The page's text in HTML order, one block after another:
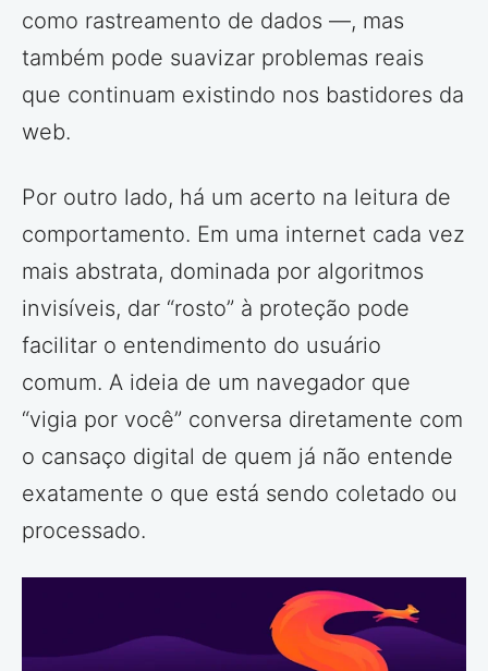
como rastreamento de dados —, mas
também pode suavizar problemas reais
que continuam existindo nos bastidores da
web.
Por outro lado, há um acerto na leitura de
comportamento. Em uma internet cada vez
mais abstrata, dominada por algoritmos
invisíveis, dar “rosto” à proteção pode
facilitar o entendimento do usuário
comum. A ideia de um navegador que
“vigia por você” conversa diretamente com
o cansaço digital de quem já não entende
exatamente o que está sendo coletado ou
processado.